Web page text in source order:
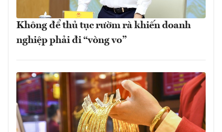
Không để thủ tục rườm rà khiến doanh
nghiệp phải đi “vòng vo”